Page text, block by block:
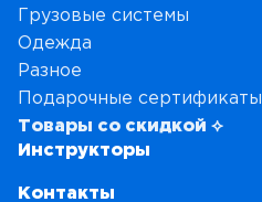
Грузовые системы
Одежда
Разное
Подарочные сертификаты
Товары со скидкой ⟡
Инструкторы
Контакты